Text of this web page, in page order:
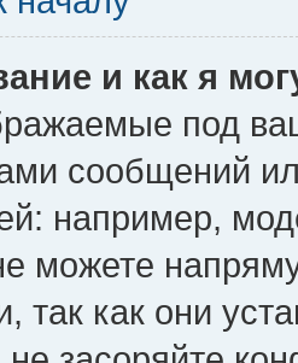
и как я
под
сообщений
например,
можете
так как они